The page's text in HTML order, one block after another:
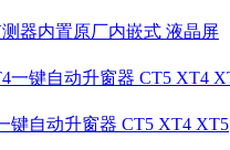
器内置原厂内嵌式 液晶屏
键自动升窗器 CT5 XT4 XT5